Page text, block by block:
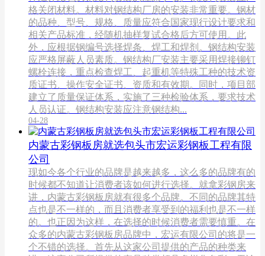
格关闭材料。材料对钢结构厂房的安装非常重要。钢材
的品种、型号、规格、质量应符合国家现行设计要求和
相关产品标准，经随机抽样复试合格后方可使用。此
外，应根据钢编号选择焊条、焊工和焊剂。钢结构安装
应严格屏蔽人员素质。钢结构厂安装主要采用焊接铆钉
螺栓连接，重点检查焊工、起重机等特殊工种的技术资
质证书、操作安全证书、资质和有效期。同时，项目部
建立了质量保证体系，实施了三种检验体系，要求技术
人员认证。钢结构安装应注意钢结构...
04-28
内蒙古彩钢板房就选包头市宏运彩钢板工程有限
公司
现如今各个行业的品牌是越来越多，这么多的品牌有的
时候都不知道让消费者该如何进行选择。就拿彩钢房来
讲，内蒙古彩钢板房就有很多个品牌。不同的品牌其特
点也是不一样的，而且消费者享受到的福利也是不一样
的。也正因为这样，在选择的时候消费者需要慎重。在
众多的内蒙古彩钢板房品牌中，宏运有限公司的将是一
个不错的选择。首先从这家公司提供的产品的种类来